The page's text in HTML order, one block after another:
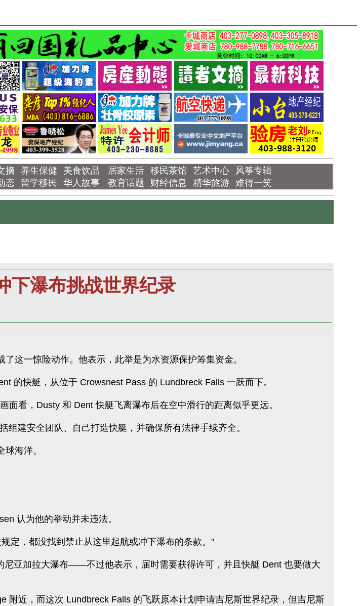
摘 养生保健 美食饮品 居家生活 移民茶馆 艺术中心
风筝专辑
态 留学移民 华人故事 教育话题 财经信息 精华旅游 难得一笑
下瀑布挑战世界纪录
这一惊险动作。他表示，此举是为水资源保护筹集资金。
的快艇，从位于 Crowsnest Pass 的 Lundbreck Falls 一跃而下。
看，Dusty 和 Dent 快艇飞离瀑布后在空中滑行的距离似乎更远。
建安全团队、自己打造快艇，并确保所有法律手续齐全。
海洋。
认为他的举动并未违法。
定，都没找到禁止从这里起航或冲下瀑布的条款。"
亚加拉大瀑布——不过他表示，届时需要获得许可，并且快艇 Dent 也要做大
附近，而这次 Lundbreck Falls 的飞跃原本计划申请吉尼斯世界纪录，但吉尼斯